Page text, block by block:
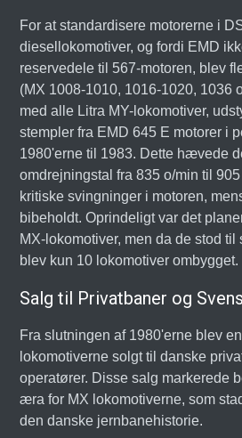
For at standardisere motorerne i
diesellokomotiver, og fordi EMD
reservedele til 567-motoren, blev
(MX 1008-1010, 1016-1020, 1036
med alle Litra MY-lokomotiver,
stempler fra EMD 645 E motorer i
1980'erne til 1983. Dette hævede
omdrejningstal fra 835 o/min til
kritiske svingninger i motoren,
bibeholdt. Oprindeligt var det
MX-lokomotiver, men da de stod
blev kun 10 lokomotiver ombygget.
Salg til Privatbaner og
Fra slutningen af 1980'erne blev
lokomotiverne solgt til danske
operatører. Disse salg markerede
æra for MX lokomotiverne, som
den danske jernbanehistorie.